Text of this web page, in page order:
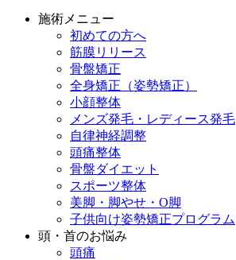
施術メニュー
初めての方へ
筋膜リリース
骨盤矯正
全身矯正（姿勢矯正）
小顔整体
メンズ発毛・レディース発毛
自律神経調整
頭痛整体
骨盤ダイエット
スポーツ整体
美脚・脚やせ・O脚
子供向け姿勢矯正プログラム
頭・首のお悩み
頭痛